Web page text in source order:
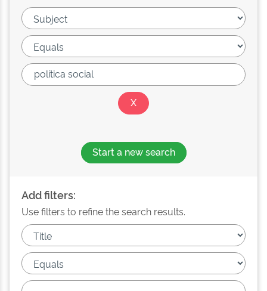
Start a new search
Add filters:
Use filters to refine the search results.